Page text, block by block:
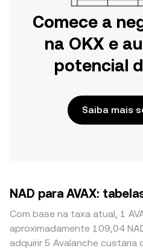
Comece a
na OKX e
potencial
Saiba mais
NAD para AVAX:
Com base na taxa atual, 1
aproximadamente 109,04
adquirir 5 Avalanche custaria